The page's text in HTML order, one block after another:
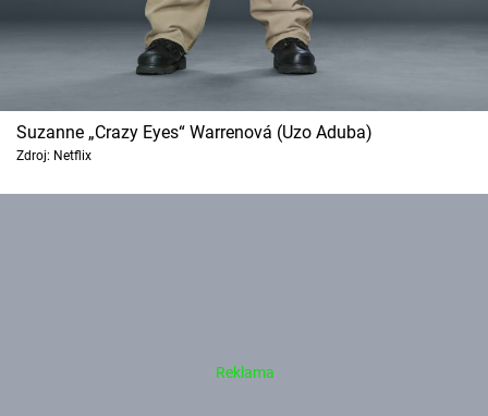
Suzanne „Crazy Eyes“ Warrenová (Uzo Aduba)
Zdroj: Netflix